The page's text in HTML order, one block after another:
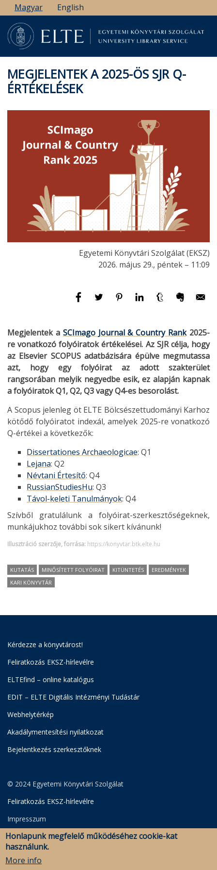
Ugrás
a
tartalomra
Magyar English
MEGJELENTEK A 2025-ÖS SJR Q-
ÉRTÉKELÉSEK
Egyetemi Könyvtári Szolgálat (EKSZ)
2026. május 29., péntek – 11:09
Megjelentek a SCImago Journal & Country Rank2025-
re vonatkozó folyóiratok értékelései. Az SJR célja, hogy
az Elsevier SCOPUS adatbázisára épülve megmutassa
azt, hogy egy folyóirat az adott szakterület
rangsorában melyik negyedbe esik, ez alapján kapnak
a folyóiratok Q1, Q2, Q3 vagy Q4-es besorolást.
A Scopus jelenleg öt ELTE Bölcsészettudományi Karhoz
kötődő folyóiratot indexál, amelyek 2025-re vonatkozó
Q-értékei a következők:
Dissertationes Archaeologicae: Q1
Lejana: Q2
Névtani Értesítő: Q4
RussianStudiesHu: Q3
Távol-keleti Tanulmányok: Q4
Szívből gratulálunk a folyóirat-szerkesztőségeknek,
munkájukhoz további sok sikert kívánunk!
Illusztráció szerzője, forrása: https://konyvtar.btk.elte.hu
KUTATÁS MINŐSÍTETT FOLYÓIRAT KITÜNTETÉS
EREDMÉNYEK
KARI KÖNYVTÁR
Kérdezze a könyvtárost!
Feliratkozás EKSZ-hírlevélre
ELTEfind – online katalógus
EDIT – ELTE Digitális Intézményi Tudástár
Webhelytérkép
Akadálymentesítési nyilatkozat
Bejelentkezés szerkesztőknek
© 2024 Egyetemi Könyvtári Szolgálat
Feliratkozás EKSZ-hírlevélre
Impresszum
Adatkezelési Szabályzat
Honlapunk megfelelő működéséhez cookie-kat
használunk.
More info